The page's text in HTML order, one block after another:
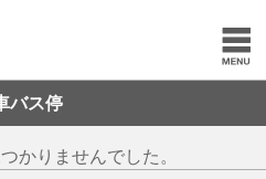
バス停
かりませんでした。